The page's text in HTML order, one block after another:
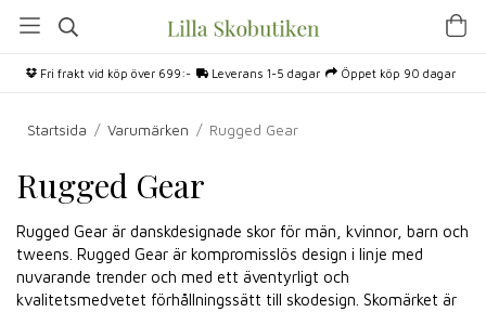
Fri frakt vid köp över 699:- Leverans 1-5 dagar Öppet köp 90 dagar
Startsida / Varumärken / Rugged Gear
Rugged Gear
Rugged Gear är danskdesignade skor för män, kvinnor, barn och
tweens. Rugged Gear är kompromisslös design i linje med
nuvarande trender och med ett äventyrligt och
kvalitetsmedvetet förhållningssätt till skodesign. Skomärket är